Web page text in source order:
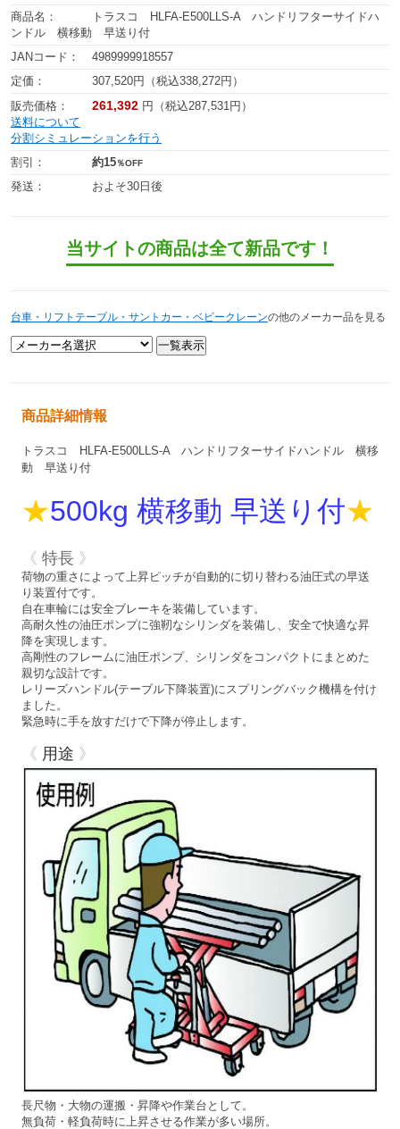
商品名：
トラスコ HLFA-E500LLS-A ハンドリフターサイドハ
ンドル 横移動 早送り付
JANコード：
4989999918557
定価：
307,520円（税込338,272円）
販売価格：
261,392 円（税込287,531円）
送料について
分割シミュレーションを行う
割引：
約15％OFF
発送： およそ30日後
当サイトの商品は全て新品です！
台車・リフトテーブル・サントカー・ベビークレーンの他のメーカー品を見る
商品詳細情報
トラスコ HLFA-E500LLS-A ハンドリフターサイドハンドル 横移
動 早送り付
★500kg 横移動 早送り付★
《 特長 》
荷物の重さによって上昇ピッチが自動的に切り替わる油圧式の早送
り装置付です。
自在車輪には安全ブレーキを装備しています。
高耐久性の油圧ポンプに強靭なシリンダを装備し、安全で快適な昇
降を実現します。
高剛性のフレームに油圧ポンプ、シリンダをコンパクトにまとめた
親切な設計です。
レリーズハンドル(テーブル下降装置)にスプリングバック機構を付け
ました。
緊急時に手を放すだけで下降が停止します。
《 用途 》
長尺物・大物の運搬・昇降や作業台として。
無負荷・軽負荷時に上昇させる作業が多い場所。